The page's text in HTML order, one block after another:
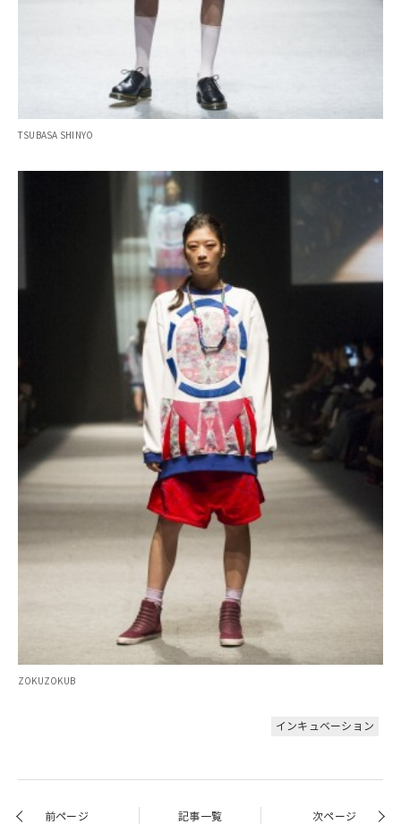
TSUBASA SHINYO
ZOKUZOKUB
インキュベーション
前ページ 記事一覧 次ページ